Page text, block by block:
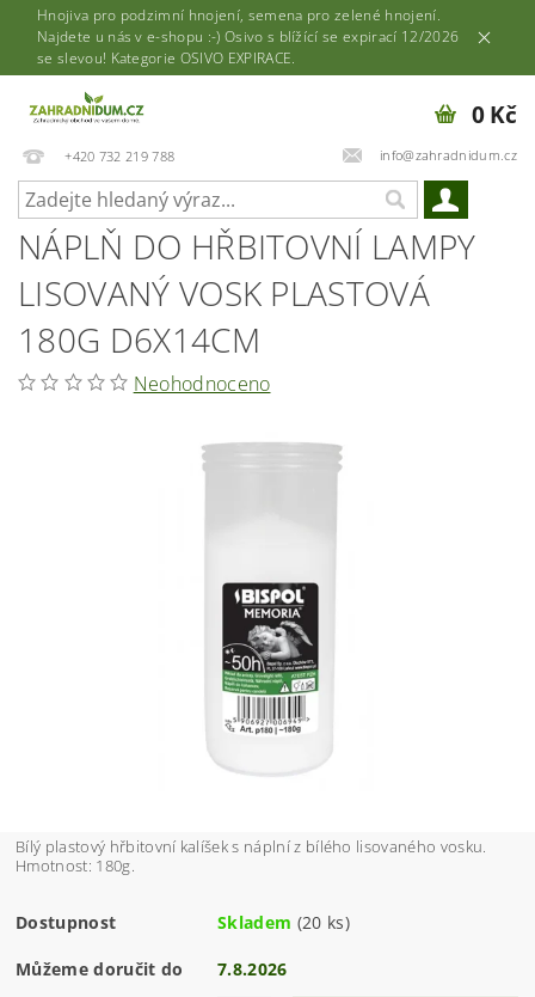
Hnojiva pro podzimní hnojení, semena pro zelené hnojení.
Najdete u nás v e-shopu :-) Osivo s blížící se expirací 12/2026
se slevou! Kategorie OSIVO EXPIRACE.
+420 732 219 788 info@zahradnidum.cz
0 Kč
NÁPLŇ DO HŘBITOVNÍ LAMPY
LISOVANÝ VOSK PLASTOVÁ
180G D6X14CM
Neohodnoceno
Bílý plastový hřbitovní kalíšek s náplní z bílého lisovaného vosku.
Hmotnost: 180g.
Dostupnost Skladem (20 ks)
Můžeme doručit do 7.8.2026